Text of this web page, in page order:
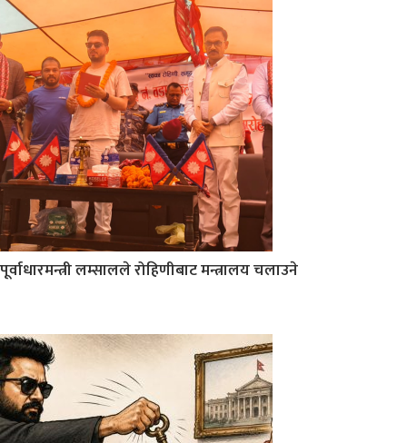
पूर्वाधारमन्त्री लम्सालले रोहिणीबाट मन्त्रालय चलाउने